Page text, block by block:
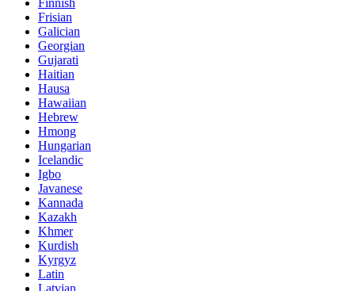
Frisian
Galician
Georgian
Gujarati
Haitian
Hausa
Hawaiian
Hebrew
Hmong
Hungarian
Icelandic
Igbo
Javanese
Kannada
Kazakh
Khmer
Kurdish
Kyrgyz
Latin
Latvian